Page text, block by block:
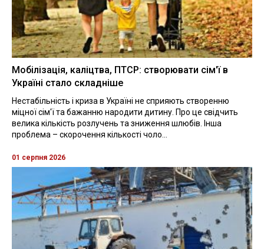
Мобілізація, каліцтва, ПТСР: створювати сім'ї в
Україні стало складніше
Нестабільність і криза в Україні не сприяють створенню
міцної сім'ї та бажанню народити дитину. Про це свідчить
велика кількість розлучень та зниження шлюбів. Інша
проблема – скорочення кількості чоло...
01 серпня 2026